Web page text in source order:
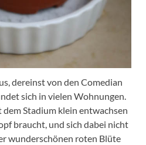
dereinst von den Comedian
sich in vielen Wohnungen.
dem Stadium klein entwachsen
braucht, und sich dabei nicht
wunderschönen roten Blüte